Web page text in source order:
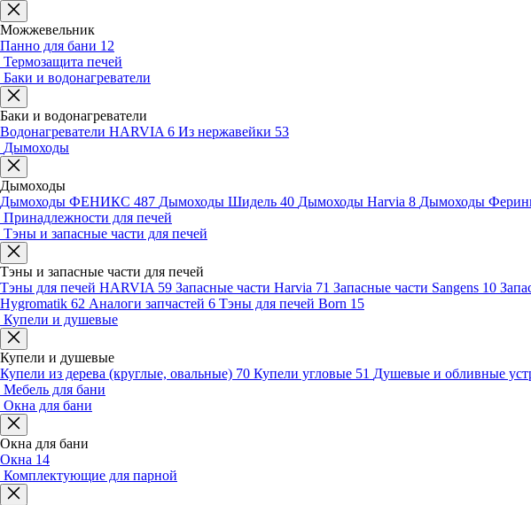
Можжевельник
Панно для бани 12
Термозащита печей
Баки и водонагреватели
Баки и водонагреватели
Водонагреватели HARVIA 6 Из нержавейки 53
Дымоходы
Дымоходы
Дымоходы ФЕНИКС 487 Дымоходы Шидель 40 Дымоходы Harvia 8 Дымоходы
Принадлежности для печей
Тэны и запасные части для печей
Тэны и запасные части для печей
Тэны для печей HARVIA 59 Запасные части Harvia 71 Запасные части Sangens 10
Hygromatik 62 Аналоги запчастей 6 Тэны для печей Born 15
Купели и душевые
Купели и душевые
Купели из дерева (круглые, овальные) 70 Купели угловые 51 Душевые и обливные
Мебель для бани
Окна для бани
Окна для бани
Окна 14
Комплектующие для парной